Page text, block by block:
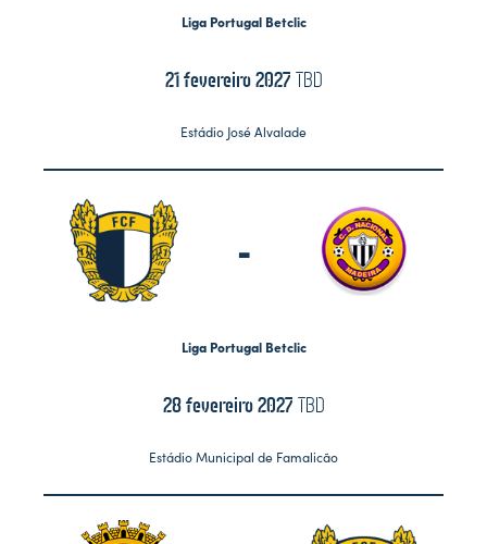
Liga Portugal Betclic
21 fevereiro 2027 TBD
Estádio José Alvalade
-
Liga Portugal Betclic
28 fevereiro 2027 TBD
Estádio Municipal de Famalicão